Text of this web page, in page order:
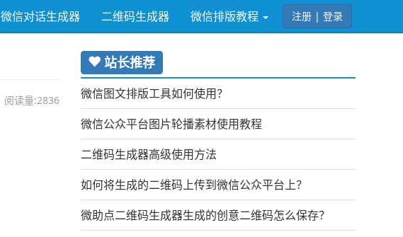
微信对话生成器 二维码生成器 微信排版教程 注册 | 登录
阅读量:2836
站长推荐
微信图文排版工具如何使用？
微信公众平台图片轮播素材使用教程
二维码生成器高级使用方法
如何将生成的二维码上传到微信公众平台上？
微助点二维码生成器生成的创意二维码怎么保存？